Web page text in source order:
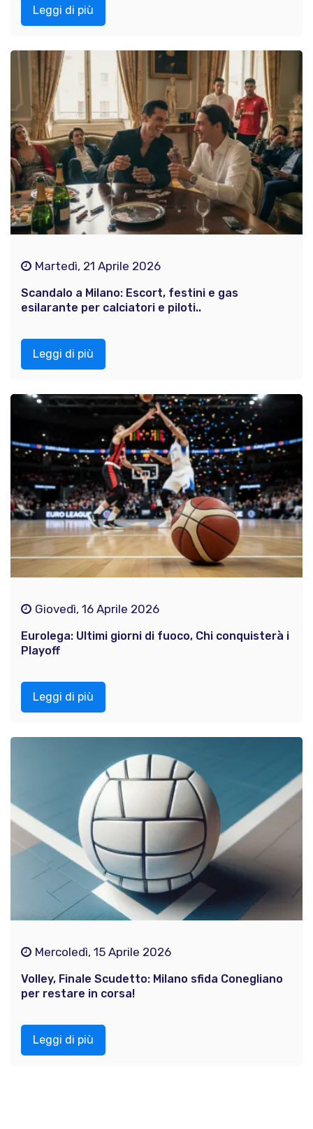
Leggi di più
Martedì, 21 Aprile 2026
Scandalo a Milano: Escort, festini e gas
esilarante per calciatori e piloti..
Leggi di più
Giovedì, 16 Aprile 2026
Eurolega: Ultimi giorni di fuoco, Chi conquisterà i
Playoff
Leggi di più
Mercoledì, 15 Aprile 2026
Volley, Finale Scudetto: Milano sfida Conegliano
per restare in corsa!
Leggi di più